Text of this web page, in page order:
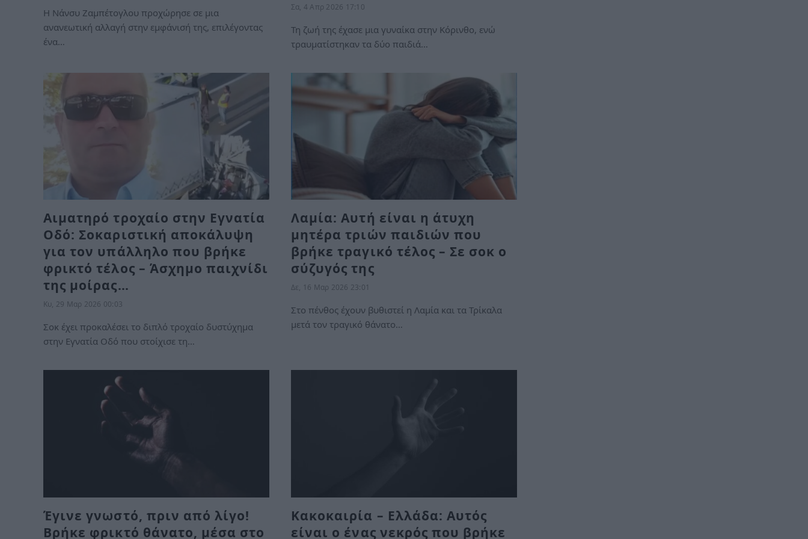
Η Νάνσυ Ζαμπέτογλου προχώρησε σε μια
ανανεωτική αλλαγή στην εμφάνισή της, επιλέγοντας
ένα…
Σα, 4 Απρ 2026 17:10
Τη ζωή της έχασε μια γυναίκα στην Κόρινθο, ενώ
τραυματίστηκαν τα δύο παιδιά…
Αιματηρό τροχαίο στην Εγνατία
Οδό: Σοκαριστική αποκάλυψη
για τον υπάλληλο που βρήκε
φρικτό τέλος – Άσχημο παιχνίδι
της μοίρας…
Κυ, 29 Μαρ 2026 00:03
Σοκ έχει προκαλέσει το διπλό τροχαίο δυστύχημα
στην Εγνατία Οδό που στοίχισε τη…
Λαμία: Αυτή είναι η άτυχη
μητέρα τριών παιδιών που
βρήκε τραγικό τέλος – Σε σοκ ο
σύζυγός της
Δε, 16 Μαρ 2026 23:01
Στο πένθος έχουν βυθιστεί η Λαμία και τα Τρίκαλα
μετά τον τραγικό θάνατο…
Έγινε γνωστό, πριν από λίγο!
Βρήκε φρικτό θάνατο, μέσα στο
Κακοκαιρία – Ελλάδα: Αυτός
είναι ο ένας νεκρός που βρήκε